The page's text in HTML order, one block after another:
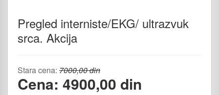
Pregled interniste/EKG/ ultrazvuk
srca. Akcija
Stara cena: 7000,00 din
Cena: 4900,00 din